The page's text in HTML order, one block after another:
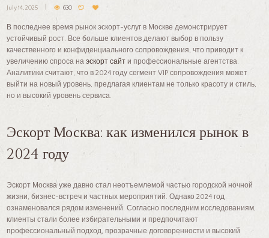
July 14, 2025 630
В последнее время рынок эскорт-услуг в Москве демонстрирует
устойчивый рост. Все больше клиентов делают выбор в пользу
качественного и конфиденциального сопровождения, что приводит к
увеличению спроса наэскорт сайт и профессиональные агентства.
Аналитики считают, что в 2024 году сегмент VIP сопровождения может
выйти на новый уровень, предлагая клиентам не только красоту и стиль,
но и высокий уровень сервиса.
Эскорт Москва: как изменился рынок в
2024 году
Эскорт Москва уже давно стал неотъемлемой частью городской ночной
жизни, бизнес-встреч и частных мероприятий. Однако 2024 год
ознаменовался рядом изменений. Согласно последним исследованиям,
клиенты стали более избирательными и предпочитают
профессиональный подход, прозрачные договоренности и высокий